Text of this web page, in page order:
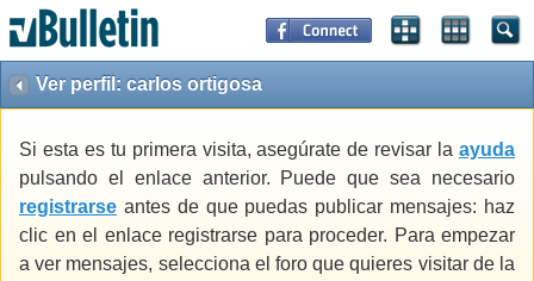
Ver perfil: carlos ortigosa
Si esta es tu primera visita, asegúrate de revisar la ayuda
pulsando el enlace anterior. Puede que sea necesario
registrarse antes de que puedas publicar mensajes: haz
clic en el enlace registrarse para proceder. Para empezar
a ver mensajes, selecciona el foro que quieres visitar de la